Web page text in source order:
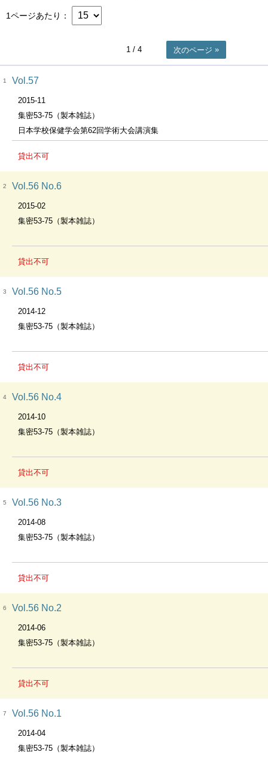
1ページあたり
1 / 4 次のページ
1 Vol.57
2015-11
集密53-75（製本雑誌）
日本学校保健学会第62回学術大会講演集
貸出不可
2 Vol.56 No.6
2015-02
集密53-75（製本雑誌）
貸出不可
3 Vol.56 No.5
2014-12
集密53-75（製本雑誌）
貸出不可
4 Vol.56 No.4
2014-10
集密53-75（製本雑誌）
貸出不可
5 Vol.56 No.3
2014-08
集密53-75（製本雑誌）
貸出不可
6 Vol.56 No.2
2014-06
集密53-75（製本雑誌）
貸出不可
7 Vol.56 No.1
2014-04
集密53-75（製本雑誌）